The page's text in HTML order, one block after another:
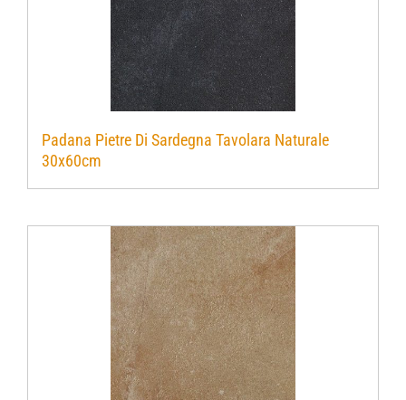
Padana Pietre Di Sardegna Tavolara Naturale
30x60cm